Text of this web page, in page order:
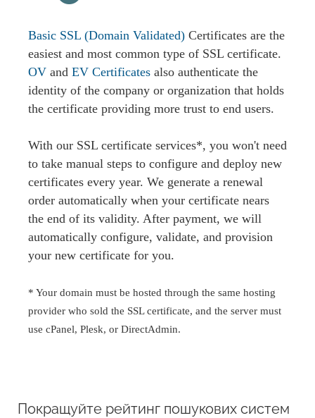
Basic SSL (Domain Validated) Certificates are the
easiest and most common type of SSL certificate.
OV and EV Certificates also authenticate the
identity of the company or organization that holds
the certificate providing more trust to end users.
With our SSL certificate services*, you won't need
to take manual steps to configure and deploy new
certificates every year. We generate a renewal
order automatically when your certificate nears
the end of its validity. After payment, we will
automatically configure, validate, and provision
your new certificate for you.
* Your domain must be hosted through the same hosting
provider who sold the SSL certificate, and the server must
use cPanel, Plesk, or DirectAdmin.
Покращуйте рейтинг пошукових систем